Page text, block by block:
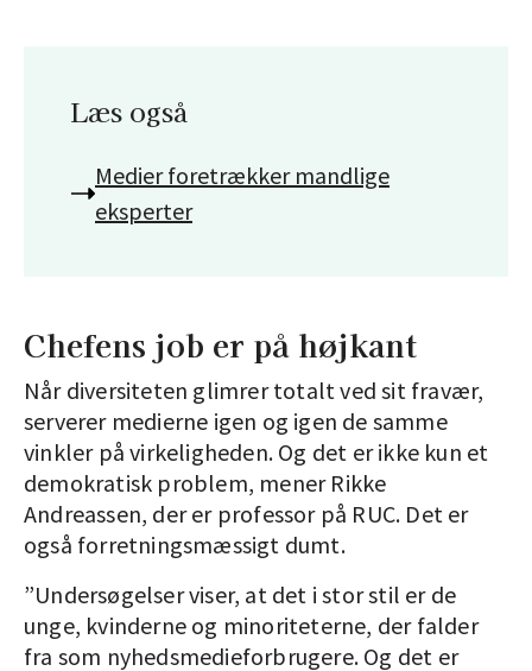
Læs også
Medier foretrækker mandlige
eksperter
Chefens job er på højkant
Når diversiteten glimrer totalt ved sit fravær,
serverer medierne igen og igen de samme
vinkler på virkeligheden. Og det er ikke kun et
demokratisk problem, mener Rikke
Andreassen, der er professor på RUC. Det er
også forretningsmæssigt dumt.
”Undersøgelser viser, at det i stor stil er de
unge, kvinderne og minoriteterne, der falder
fra som nyhedsmedieforbrugere. Og det er